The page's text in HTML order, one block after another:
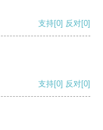
支持[0] 反对[0]
支持[0] 反对[0]